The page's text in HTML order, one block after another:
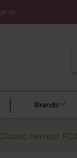
Brands
herreur